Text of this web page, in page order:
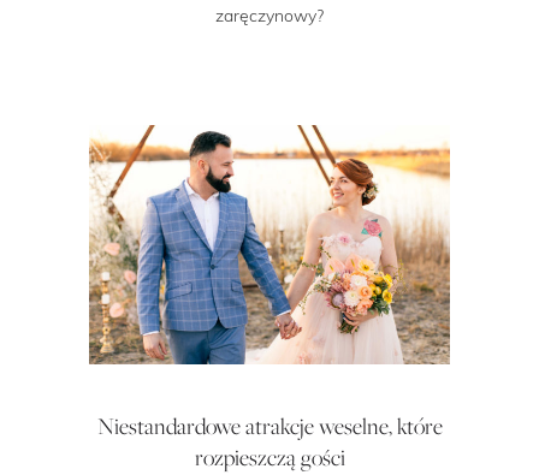
zaręczynowy?
Niestandardowe atrakcje weselne, które
rozpieszczą gości